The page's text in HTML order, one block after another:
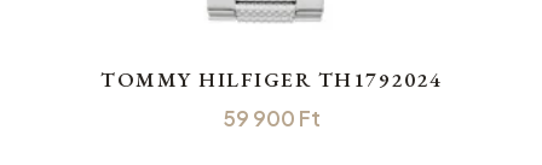
TOMMY HILFIGER TH1792024
59 900 Ft